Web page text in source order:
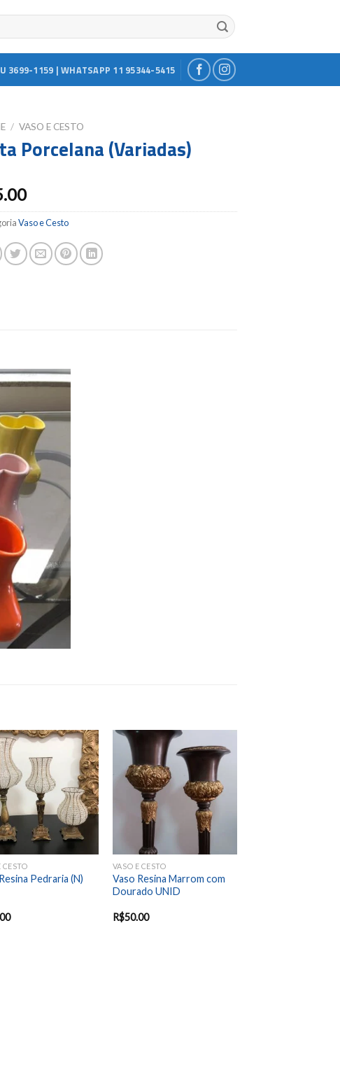
3699-1159 | WHATSAPP 11 95344-5415
/ VASO E CESTO
Porcelana (Variadas)
Vaso e Cesto
Add to
wishlist
CESTO
Pedraria (N)
Add to
wishlist
VASO E CESTO
Vaso Resina Marrom com
Dourado UNID
R$50.00